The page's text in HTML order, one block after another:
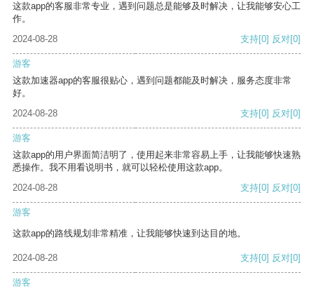
这款app的客服非常专业，遇到问题总是能够及时解决，让我能够安心工
作。
2024-08-28
支持[0] 反对[0]
游客
这款加速器app的客服很贴心，遇到问题都能及时解决，服务态度非常
好。
2024-08-28
支持[0] 反对[0]
游客
这款app的用户界面简洁明了，使用起来非常容易上手，让我能够快速熟
悉操作。我不用看说明书，就可以轻松使用这款app。
2024-08-28
支持[0] 反对[0]
游客
这款app的路线规划非常精准，让我能够快速到达目的地。
2024-08-28 支持[0] 反对[0]
游客